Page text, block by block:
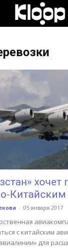
хочет
Китайским
- 05 января 2017
с китайским
для